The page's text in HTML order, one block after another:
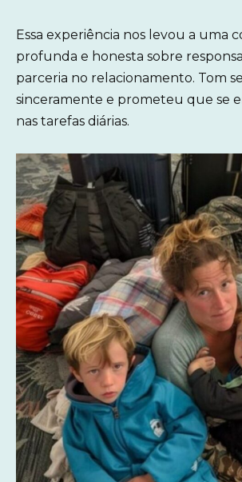
Essa experiência nos levou a uma
profunda e honesta sobre
parceria no relacionamento. Tom
sinceramente e prometeu que se
nas tarefas diárias.